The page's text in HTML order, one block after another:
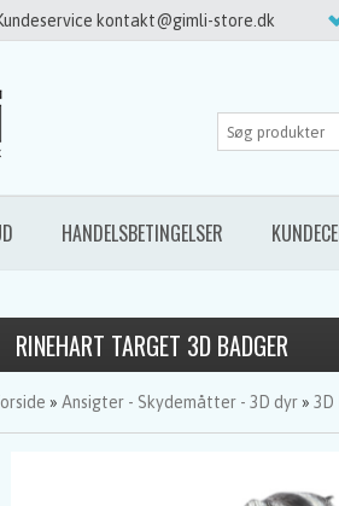
kontakt@gimli-store.dk
HANDELSBETINGELSER
RINEHART TARGET 3D BADGER
» Ansigter - Skydemåtter - 3D dyr» 3D